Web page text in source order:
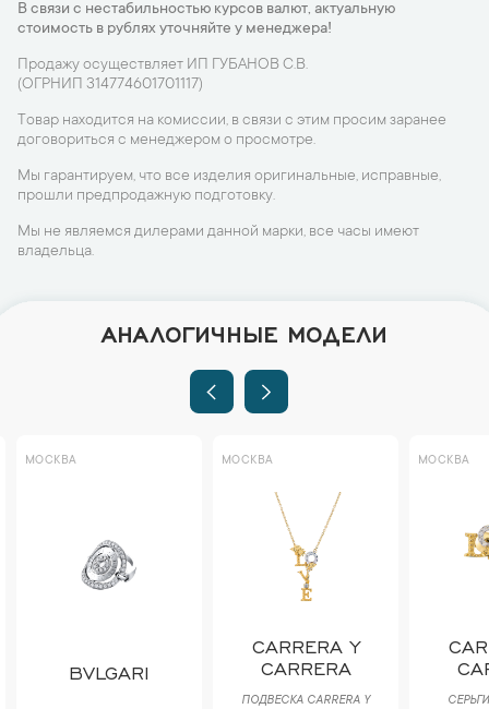
В связи с нестабильностью курсов валют, актуальную
стоимость в рублях уточняйте у менеджера!
Продажу осуществляет ИП ГУБАНОВ С.В.
(ОГРНИП 314774601701117)
Товар находится на комиссии, в связи с этим просим заранее
договориться с менеджером о просмотре.
Мы гарантируем, что все изделия оригинальные, исправные,
прошли предпродажную подготовку.
Мы не являемся дилерами данной марки, все часы имеют
владельца.
АНАЛОГИЧНЫЕ МОДЕЛИ
МОСКВА
BVLGARI
МОСКВА
CARRERA Y
CARRERA
ПОДВЕСКА CARRERA Y
МОСКВА